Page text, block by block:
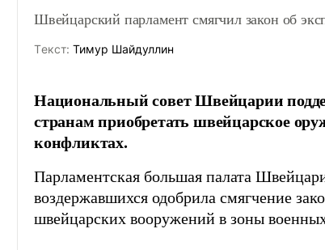
Швейцарский парламент смягчил закон об
Tекст: Тимур Шайдуллин
Национальный совет Швейцарии
странам приобретать швейцарское
конфликтах.
Парламентская большая палата
воздержавшихся одобрила смягчение
швейцарских вооружений в зоны